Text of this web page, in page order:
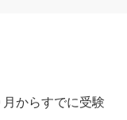
からすでに受験